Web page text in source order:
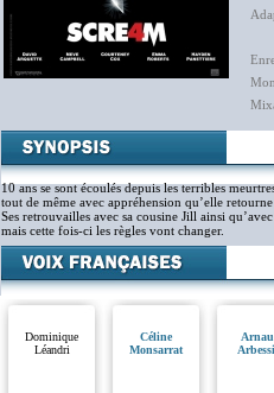
10 ans se sont écoulés depuis les terribles
tout de même avec appréhension qu’elle
Ses retrouvailles avec sa cousine Jill ainsi
mais cette fois-ci les règles vont changer.
Dominique
Léandri
Céline
Monsarrat